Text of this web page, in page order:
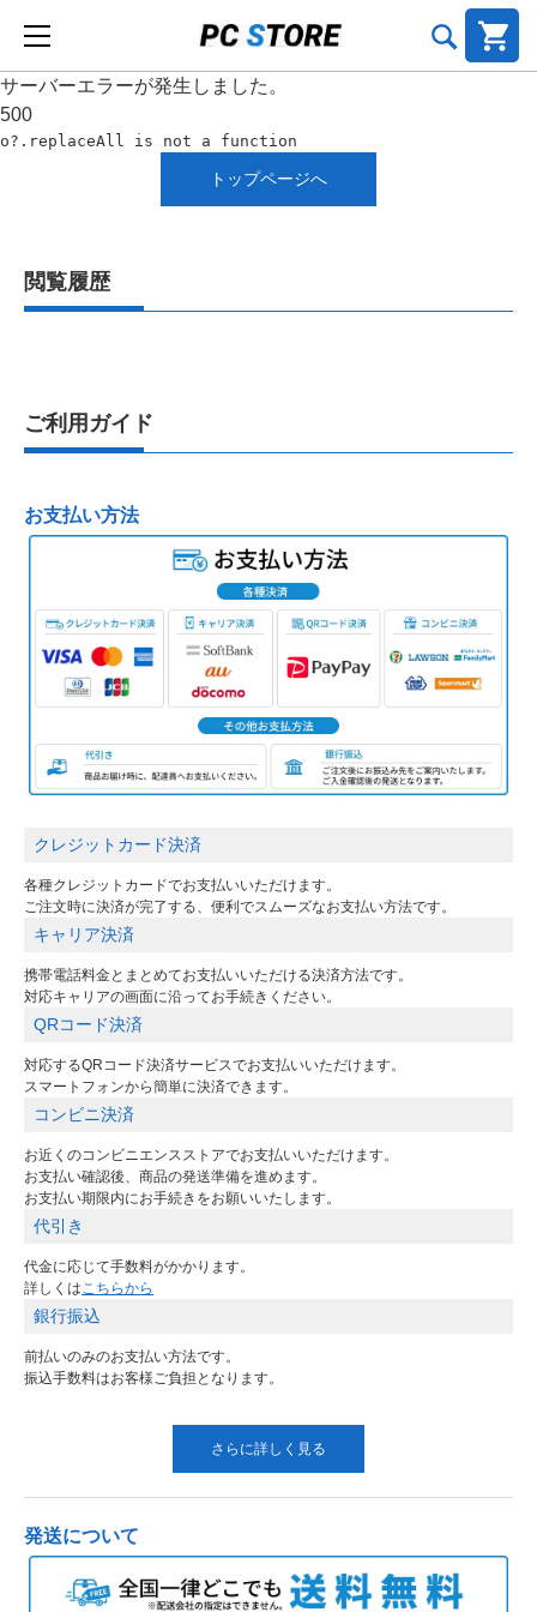
サーバーエラーが発生しました。
500
o?.replaceAll is not a function
トップページへ
閲覧履歴
ご利用ガイド
お支払い方法
クレジットカード決済
各種クレジットカードでお支払いいただけます。
ご注文時に決済が完了する、便利でスムーズなお支払い方法です。
キャリア決済
携帯電話料金とまとめてお支払いいただける決済方法です。
対応キャリアの画面に沿ってお手続きください。
QRコード決済
対応するQRコード決済サービスでお支払いいただけます。
スマートフォンから簡単に決済できます。
コンビニ決済
お近くのコンビニエンスストアでお支払いいただけます。
お支払い確認後、商品の発送準備を進めます。
お支払い期限内にお手続きをお願いいたします。
代引き
代金に応じて手数料がかかります。
詳しくはこちらから
銀行振込
前払いのみのお支払い方法です。
振込手数料はお客様ご負担となります。
さらに詳しく見る
発送について